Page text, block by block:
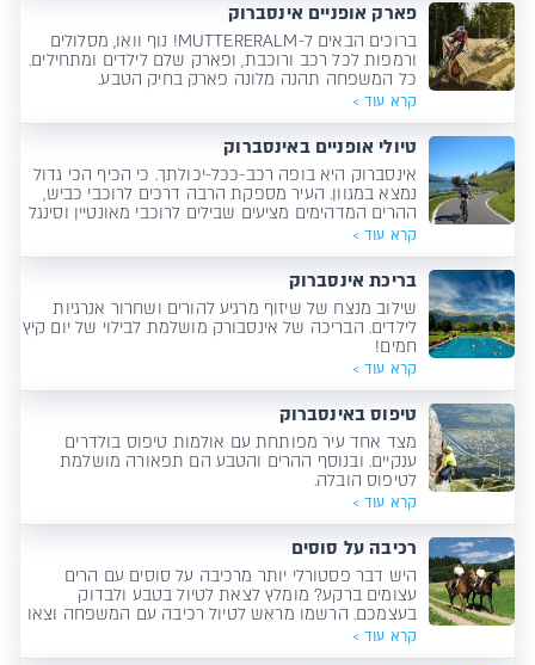
פארק אופניים אינסברוק
ברוכים הבאים ל-MUTTERERALM! נוף וואו, מסלולים
ורמפות לכל רכב ורוכבת, ופארק שלם לילדים ומתחילים.
כל המשפחה תהנה מלונה פארק בחיק הטבע.
קרא עוד >
טיולי אופניים באינסברוק
אינסברוק היא בופה רכב-ככל-יכולתך. כי הכיף הכי גדול
נמצא במגוון. העיר מספקת הרבה דרכים לרוכבי כביש,
ההרים המדהימים מציעים שבילים לרוכבי מאונטיין וסינגל
טרייל,
קרא עוד >
בריכת אינסברוק
שילוב מנצח של שיזוף מרגיע להורים ושחרור אנרגיות
לילדים. הבריכה של אינסבורק מושלמת לבילוי של יום קיץ
חמים!
קרא עוד >
טיפוס באינסברוק
מצד אחד עיר מפותחת עם אולמות טיפוס בולדרים
ענקיים. ובנוסף ההרים והטבע הם תפאורה מושלמת
לטיפוס הובלה.
קרא עוד >
רכיבה על סוסים
היש דבר פסטורלי יותר מרכיבה על סוסים עם הרים
עצומים ברקע? מומלץ לצאת לטיול בטבע ולבדוק
בעצמכם. הרשמו מראש לטיול רכיבה עם המשפחה וצאו
לטבע ביחד עם מדריך שישמח לספר לכם על האזור.
לילדודס מחכים סוסי פוני קטנטנים- אבל הכיף גדול!
קרא עוד >